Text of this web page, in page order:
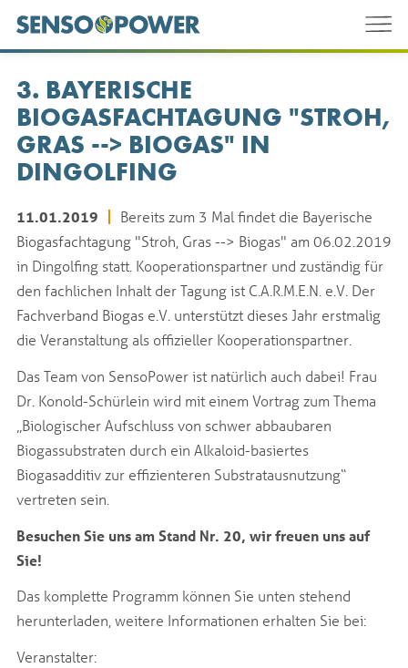
3. BAYERISCHE
BIOGASFACHTAGUNG "STROH,
GRAS --> BIOGAS" IN
DINGOLFING
11.01.2019
Bereits zum 3 Mal findet die Bayerische
Biogasfachtagung "Stroh, Gras --> Biogas" am 06.02.2019
in Dingolfing statt. Kooperationspartner und zuständig für
den fachlichen Inhalt der Tagung ist C.A.R.M.E.N. e.V. Der
Fachverband Biogas e.V. unterstützt dieses Jahr erstmalig
die Veranstaltung als offizieller Kooperationspartner.
Das Team von SensoPower ist natürlich auch dabei! Frau
Dr. Konold-Schürlein wird mit einem Vortrag zum Thema
„Biologischer Aufschluss von schwer abbaubaren
Biogassubstraten durch ein Alkaloid-basiertes
Biogasadditiv zur effizienteren Substratausnutzung“
vertreten sein.
Besuchen Sie uns am Stand Nr. 20, wir freuen uns auf
Sie!
Das komplette Programm können Sie unten stehend
herunterladen, weitere Informationen erhalten Sie bei:
Veranstalter: